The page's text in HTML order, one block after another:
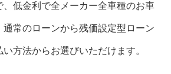
、低金利で全メーカー全車種のお車
通常のローンから残価設定型ローン
方法からお選びいただけます。